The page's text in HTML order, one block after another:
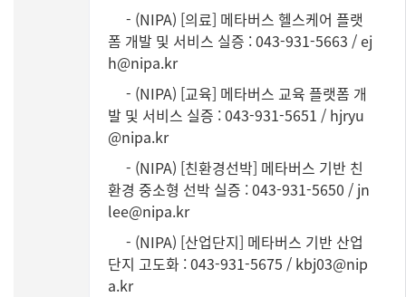
- (NIPA) [의료] 메타버스 헬스케어 플랫
폼 개발 및 서비스 실증 : 043-931-5663 / ej
h@nipa.kr
- (NIPA) [교육] 메타버스 교육 플랫폼 개
발 및 서비스 실증 : 043-931-5651 / hjryu
@nipa.kr
- (NIPA) [친환경선박] 메타버스 기반 친
환경 중소형 선박 실증 : 043-931-5650 / jn
lee@nipa.kr
- (NIPA) [산업단지] 메타버스 기반 산업
단지 고도화 : 043-931-5675 / kbj03@nip
a.kr